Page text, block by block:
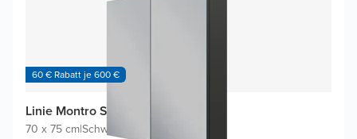
60 € Rabatt je 600 €
Linie Montro Spiegelschrank
70 x 75 cm|Schwarz Matt